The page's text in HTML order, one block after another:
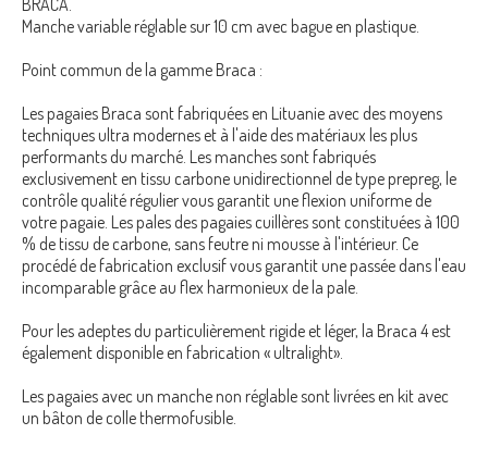
Manche variable réglable sur 10 cm avec bague en plastique.
Point commun de la gamme Braca :
Les pagaies Braca sont fabriquées en Lituanie avec des moyens
techniques ultra modernes et à l'aide des matériaux les plus
performants du marché. Les manches sont fabriqués
exclusivement en tissu carbone unidirectionnel de type prepreg, le
contrôle qualité régulier vous garantit une flexion uniforme de
votre pagaie. Les pales des pagaies cuillères sont constituées à 100
% de tissu de carbone, sans feutre ni mousse à l'intérieur. Ce
procédé de fabrication exclusif vous garantit une passée dans l'eau
incomparable grâce au flex harmonieux de la pale.
Pour les adeptes du particulièrement rigide et léger, la Braca 4 est
également disponible en fabrication « ultralight».
Les pagaies avec un manche non réglable sont livrées en kit avec
un bâton de colle thermofusible.